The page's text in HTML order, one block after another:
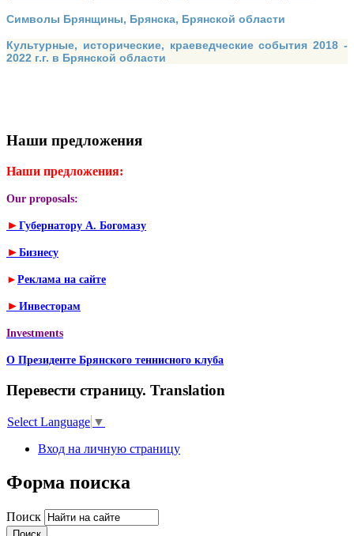
Символы Брянщины, Брянска, Брянской области
Культурные, исторические, краеведческие события 2018 -
2022 г.г. в Брянской области
Наши предложения
Наши предложения:
Our proposals:
► Губернатору А. Богомазу
► Бизнесу
► Реклама на сайте
► Инвесторам
Investments
О Президенте Брянского теннисного клуба
Перевести страницу. Translation
Select Language ▼
Вход на личную страницу
Форма поиска
Поиск